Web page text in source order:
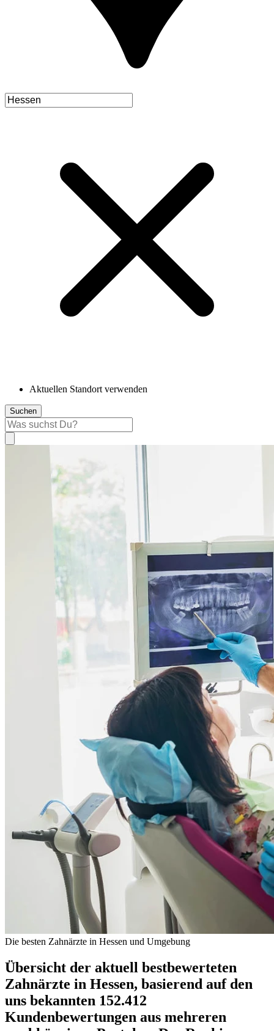
Aktuellen Standort verwenden
Suchen
Die besten Zahnärzte in Hessen und Umgebung
Übersicht der aktuell bestbewerteten
Zahnärzte in Hessen, basierend auf den
uns bekannten 152.412
Kundenbewertungen aus mehreren